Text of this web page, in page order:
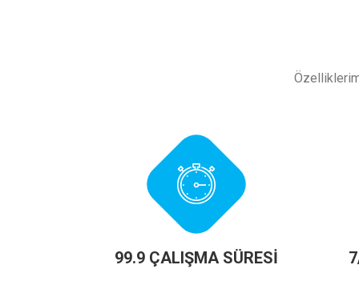
99.9 ÇALIŞMA SÜRESİ